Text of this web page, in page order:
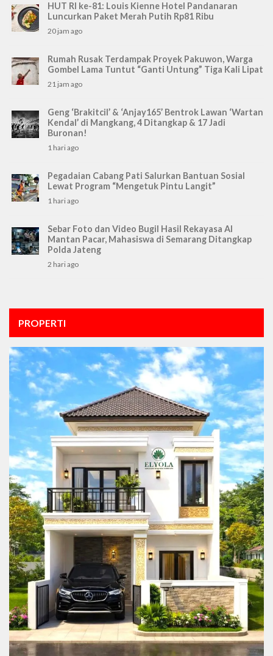
HUT RI ke-81: Louis Kienne Hotel Pandanaran
Luncurkan Paket Merah Putih Rp81 Ribu
20 jam ago
Rumah Rusak Terdampak Proyek Pakuwon, Warga
Gombel Lama Tuntut “Ganti Untung” Tiga Kali Lipat
21 jam ago
Geng ‘Brakitcil’ & ‘Anjay165’ Bentrok Lawan ‘Wartan
Kendal’ di Mangkang, 4 Ditangkap & 17 Jadi
Buronan!
1 hari ago
Pegadaian Cabang Pati Salurkan Bantuan Sosial
Lewat Program “Mengetuk Pintu Langit”
1 hari ago
Sebar Foto dan Video Bugil Hasil Rekayasa AI
Mantan Pacar, Mahasiswa di Semarang Ditangkap
Polda Jateng
2 hari ago
PROPERTI